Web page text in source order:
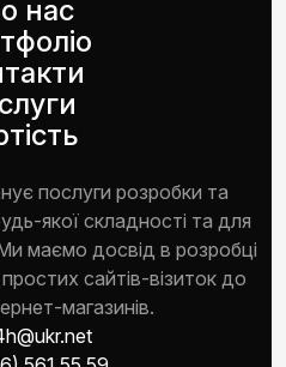
нас
послуги розробки та
якої складності та для
маємо досвід в розробці
простих сайтів-візиток до
магазинів.